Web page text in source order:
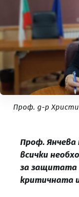
Проф. д-р
Проф. Янчева
всички
за защитата
критичната